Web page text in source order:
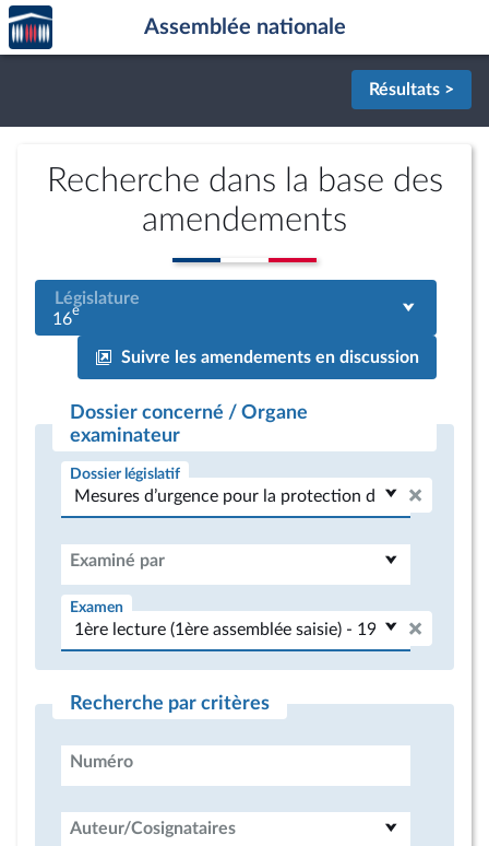
Aller au contenu
Aller en bas de la page
Accèder
à la
page
Assemblée nationale
Résultats >
Recherche dans la base des
amendements
Législature
16e
Suivre les amendements en discussion
Dossier concerné / Organe
examinateur
Dossier législatif
Examiné par
Examen
Recherche par critères
Numéro
Auteur/Cosignataires